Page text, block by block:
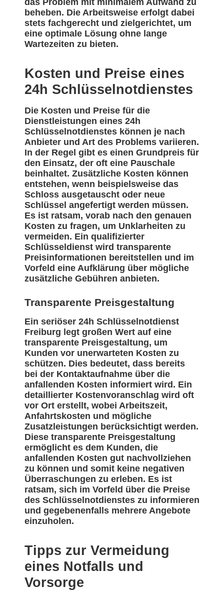
das Problem mit minimalem Aufwand zu
beheben. Die Arbeitsweise erfolgt dabei
stets fachgerecht und zielgerichtet, um
eine optimale Lösung ohne lange
Wartezeiten zu bieten.
Kosten und Preise eines
24h Schlüsselnotdienstes
Die Kosten und Preise für die
Dienstleistungen eines 24h
Schlüsselnotdienstes können je nach
Anbieter und Art des Problems variieren.
In der Regel gibt es einen Grundpreis für
den Einsatz, der oft eine Pauschale
beinhaltet. Zusätzliche Kosten können
entstehen, wenn beispielsweise das
Schloss ausgetauscht oder neue
Schlüssel angefertigt werden müssen.
Es ist ratsam, vorab nach den genauen
Kosten zu fragen, um Unklarheiten zu
vermeiden. Ein qualifizierter
Schlüsseldienst wird transparente
Preisinformationen bereitstellen und im
Vorfeld eine Aufklärung über mögliche
zusätzliche Gebühren anbieten.
Transparente Preisgestaltung
Ein seriöser 24h Schlüsselnotdienst
Freiburg legt großen Wert auf eine
transparente Preisgestaltung, um
Kunden vor unerwarteten Kosten zu
schützen. Dies bedeutet, dass bereits
bei der Kontaktaufnahme über die
anfallenden Kosten informiert wird. Ein
detaillierter Kostenvoranschlag wird oft
vor Ort erstellt, wobei Arbeitszeit,
Anfahrtskosten und mögliche
Zusatzleistungen berücksichtigt werden.
Diese transparente Preisgestaltung
ermöglicht es dem Kunden, die
anfallenden Kosten gut nachvollziehen
zu können und somit keine negativen
Überraschungen zu erleben. Es ist
ratsam, sich im Vorfeld über die Preise
des Schlüsselnotdienstes zu informieren
und gegebenenfalls mehrere Angebote
einzuholen.
Tipps zur Vermeidung
eines Notfalls und
Vorsorge